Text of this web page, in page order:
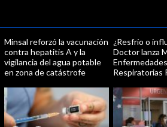
Minsal reforzó la vacunación
contra hepatitis A y la
vigilancia del agua potable
en zona de catástrofe
¿Resfrío o
Doctor lanza
Respiratorias